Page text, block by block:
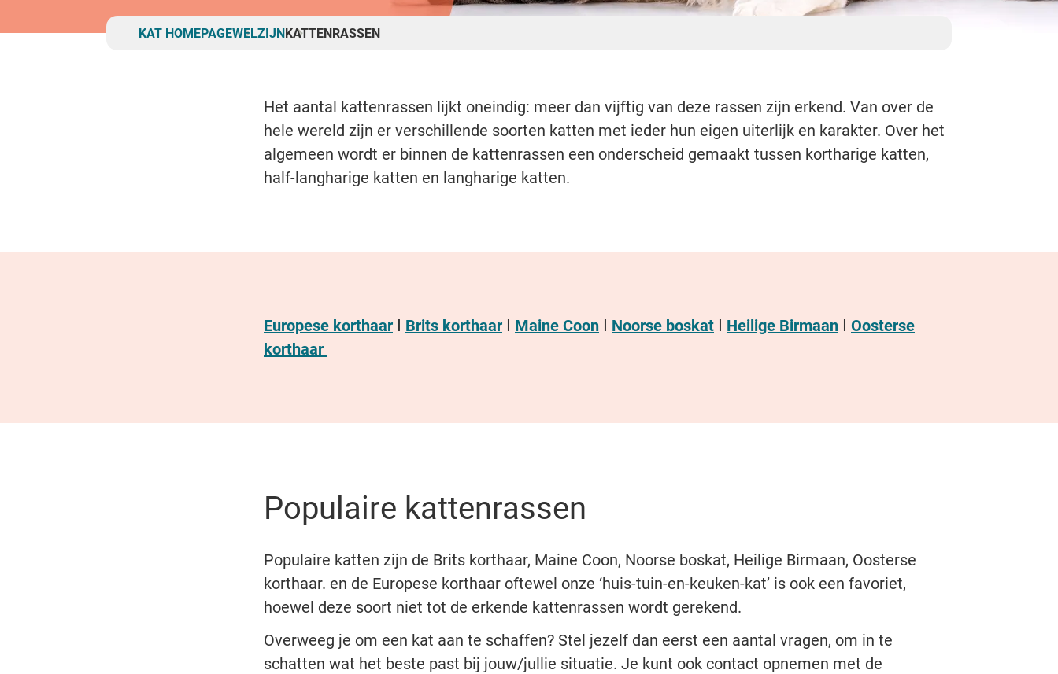
Breadcrumb
KAT HOMEPAGEWELZIJNKATTENRASSEN
Het aantal kattenrassen lijkt oneindig: meer dan vijftig van deze rassen zijn erkend. Van over de
hele wereld zijn er verschillende soorten katten met ieder hun eigen uiterlijk en karakter. Over het
algemeen wordt er binnen de kattenrassen een onderscheid gemaakt tussen kortharige katten,
half-langharige katten en langharige katten.
Europese korthaar ꓲ Brits korthaar ꓲ Maine Coon ꓲ Noorse boskat ꓲ Heilige Birmaan ꓲ Oosterse
korthaar
Populaire kattenrassen
Populaire katten zijn de Brits korthaar, Maine Coon, Noorse boskat, Heilige Birmaan, Oosterse
korthaar. en de Europese korthaar oftewel onze ‘huis-tuin-en-keuken-kat’ is ook een favoriet,
hoewel deze soort niet tot de erkende kattenrassen wordt gerekend.
Overweeg je om een kat aan te schaffen? Stel jezelf dan eerst een aantal vragen, om in te
schatten wat het beste past bij jouw/jullie situatie. Je kunt ook contact opnemen met de